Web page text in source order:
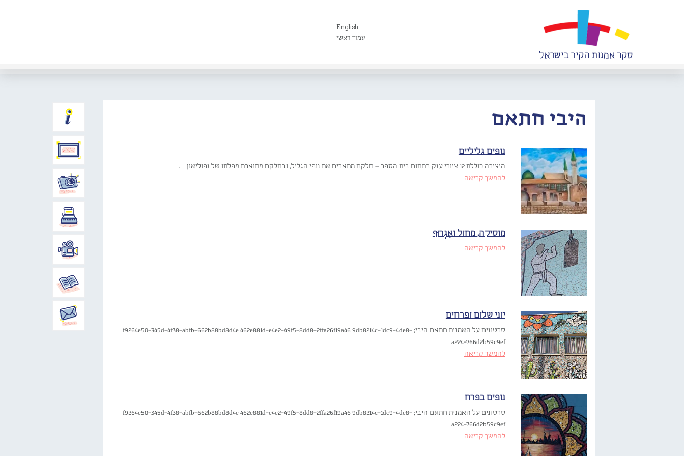
English
עמוד ראשי
היבי חתאם
נופים גליליים
היצירה כוללת 12 ציורי ענק בתחום בית הספר – חלקם מתארים את נופי הגליל, ובחלקם מתוארת מפלתו של נפוליאון….
להמשך קריאה
מוסיקה, מחול ואִגְרוּף
להמשך קריאה
יוני שלום ופרחים
סרטונים על האמנית חתאם היבי; f9264e50-345d-4f38-abfb-662b88bd8d4e 462e881d-e4e2-49f5-8dd8-2ffa26f19a46 9db8214c-1dc9-4de8-
a224-766d2b59c9ef…
להמשך קריאה
נופים בפרח
סרטונים על האמנית חתאם היבי; f9264e50-345d-4f38-abfb-662b88bd8d4e 462e881d-e4e2-49f5-8dd8-2ffa26f19a46 9db8214c-1dc9-4de8-
a224-766d2b59c9ef…
להמשך קריאה